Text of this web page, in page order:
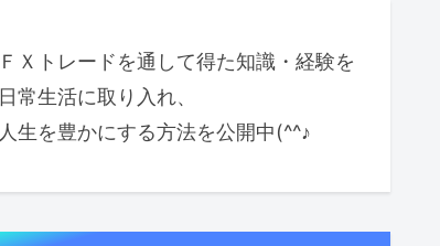
ＦＸトレードを通して得た知識・経験を
日常生活に取り入れ、
人生を豊かにする方法を公開中(^^♪